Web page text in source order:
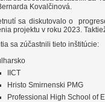
Kovalčinová.
sa diskutovalo o
projektu v roku 2023.
sa zúčastnili tieto inštitúcie:
IICT
Hristo Smirnenski PMG
Professional High School of